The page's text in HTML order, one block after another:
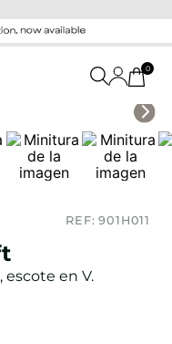
0
REF:901H011
escote en V.